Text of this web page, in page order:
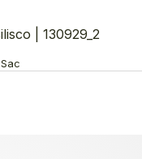
| 130929_2